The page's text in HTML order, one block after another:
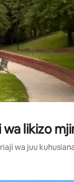
likizo
wa juu